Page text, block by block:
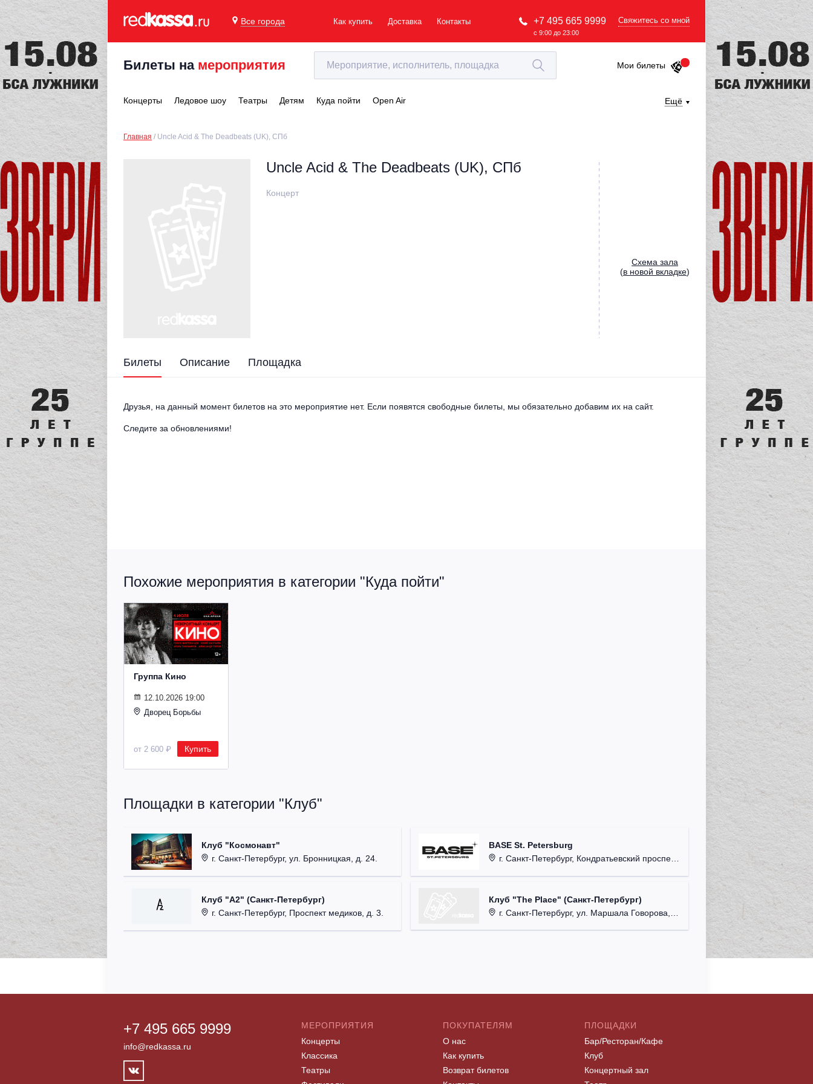
Все города Как купить Доставка Контакты +7 495 665 9999
с 9:00 до 23:00
Свяжитесь со мной
Билеты на мероприятия Мои билеты
Концерты Ледовое шоу Театры Детям Куда пойти Open Air Ещё
Главная Uncle Acid & The Deadbeats (UK), СПб
Uncle Acid & The Deadbeats (UK), СПб
Концерт
Cхема зала
(в новой вкладке)
Билеты Описание Площадка
Друзья, на данный момент билетов на это мероприятие нет. Если появятся свободные билеты, мы обязательно добавим их на сайт.
Следите за обновлениями!
Похожие мероприятия в категории "Куда пойти"
Группа Кино
12.10.2026 19:00
Дворец Борьбы
от 2 600 ₽ Купить
Площадки в категории "Клуб"
Клуб "Космонавт"
г. Санкт-Петербург, ул. Бронницкая, д. 24.
Клуб "А2" (Санкт-Петербург)
г. Санкт-Петербург, Проспект медиков, д. 3.
BASE St. Petersburg
г. Санкт-Петербург, Кондратьевский проспект, д. 44.
Клуб "The Place" (Санкт-Петербург)
г. Санкт-Петербург, ул. Маршала Говорова, д. 47.
Aurora
г.
+7 495 665 9999
info@redkassa.ru
МЕРОПРИЯТИЯ
Концерты
Классика
Театры
ПОКУПАТЕЛЯМ
О нас
Как купить
Возврат билетов
ПЛОЩАДКИ
Бар/Ресторан/Кафе
Клуб
Концертный зал